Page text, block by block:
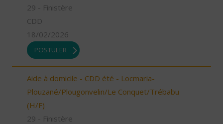
29 - Finistère
CDD
18/02/2026
POSTULER
Aide à domicile - CDD été - Locmaria-
Plouzané/Plougonvelin/Le Conquet/Trébabu
(H/F)
29 - Finistère